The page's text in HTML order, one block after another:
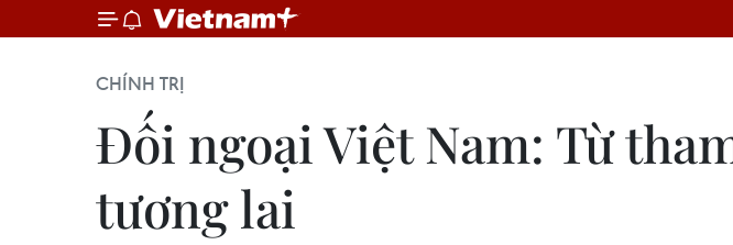
CHÍNH TRỊ
Đối ngoại Việt Nam: Từ
tương lai